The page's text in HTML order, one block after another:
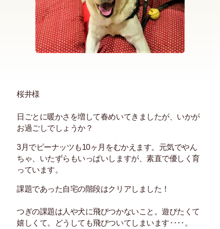
桜井様
日ごとに暖かさを増して春めいてきましたが、いかが
お過ごしでしょうか？
3月でピーナッツも10ヶ月をむかえます。元気でやん
ちゃ、いたずらもいっぱいしますが、素直で優しく育
っています。
課題であった自宅の階段はクリアしました！
つぎの課題は人や犬に飛びつかないこと。遊びたくて
嬉しくて。どうしても飛びついてしまいます‥‥。